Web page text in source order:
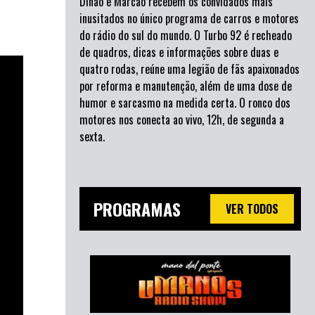
inusitados no único programa de carros e motores
do rádio do sul do mundo. O Turbo 92 é recheado
de quadros, dicas e informações sobre duas e
quatro rodas, reúne uma legião de fãs apaixonados
por reforma e manutenção, além de uma dose de
humor e sarcasmo na medida certa. O ronco dos
motores nos conecta ao vivo, 12h, de segunda a
sexta.
PROGRAMAS VER TODOS